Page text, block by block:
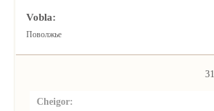
Vobla:
Поволжье
Cheigor: